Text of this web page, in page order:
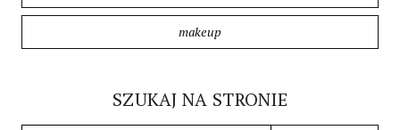
makeup
SZUKAJ NA STRONIE